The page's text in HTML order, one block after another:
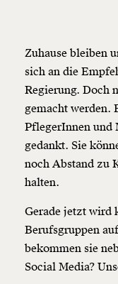
Zuhause bleiben
sich an die
Regierung. Doch
gemacht werden.
PflegerInnen und
gedankt. Sie
noch Abstand zu
halten.
Gerade jetzt wird
Berufsgruppen
bekommen sie
Social Media?